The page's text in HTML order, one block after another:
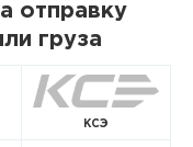
отправку
груза
КСЭ